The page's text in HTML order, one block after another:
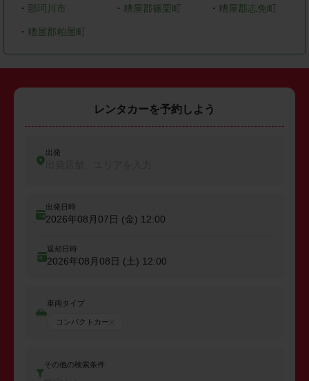
・ 那珂川市 ・ 糟屋郡篠栗町 ・ 糟屋郡志免町
・ 糟屋郡粕屋町
レンタカーを予約しよう
出発
出発日時
2026年08月07日 (金) 12:00
返却日時
2026年08月08日 (土) 12:00
車両タイプ
コンパクトカー
その他の検索条件